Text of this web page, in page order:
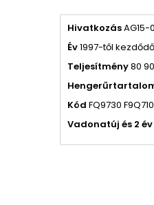
HivatkozásAG15-
Év1997-től
Teljesítmény80
Kód FQ9730
Vadonatúj és 2